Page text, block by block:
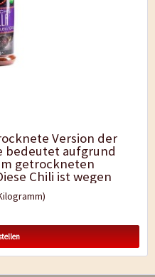
Version der
bedeutet aufgrund
getrockneten
Chili ist wegen
Liebhabern der...